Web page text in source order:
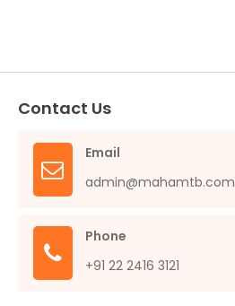
Contact Us
Email
admin@mahamtb.com
Phone
+91 22 2416 3121